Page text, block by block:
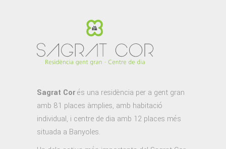
Sagrat Corés una residència per a gent gran
amb 81 places àmplies, amb habitació
individual, i centre de dia amb 12 places més
situada a Banyoles.